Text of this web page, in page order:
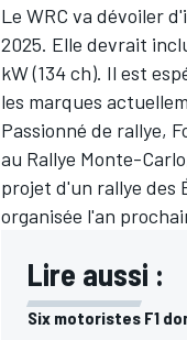
AUTRES CHAMPIONNATS
Le WRC va dévoiler
2025. Elle devrait
kW (134 ch). Il est
les marques
Passionné de rallye,
au Rallye Monte-
projet d'un rallye des
organisée l'an
Lire aussi :
Six motoristes F1